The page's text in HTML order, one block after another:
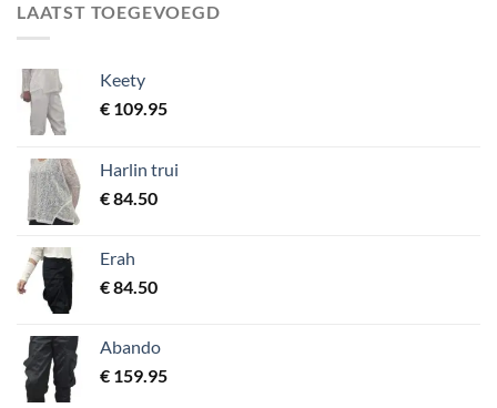
LAATST TOEGEVOEGD
Keety
€ 109.95
Harlin trui
€84.50
Erah
€84.50
Abando
€ 159.95